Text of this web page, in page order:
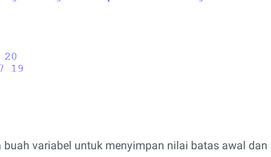
variabel untuk menyimpan nilai batas awal dan